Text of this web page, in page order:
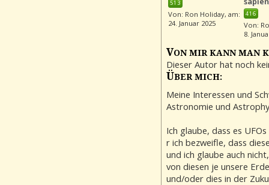
513
Von: Ron Holiday, am:
24. Januar 2025
416
Von:
8.
VON MIR KANN MAN
Dieser Autor hat noch
ÜBER MICH:
Meine Interessen und
Astronomie und
Ich glaube, dass es
r ich bezweifle, dass
und ich glaube auch
von diesen je unsere
und/oder dies in der